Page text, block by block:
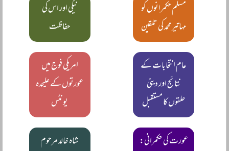
مسلم حکمرانوں کو
مہاتیر محمد کی تلقین
نیکی اور اس کی
حفاظت
عام انتخابات کے
نتائج اور دینی
حلقوں کا مستقبل
امریکی فوج میں
عورتوں کے علیحدہ
یونٹس
عورت کی حکمرانی:
شاہ خالد مرحوم